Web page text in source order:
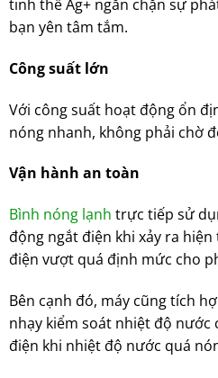
tinh thể Ag+ ngăn chặn sự
bạn yên tâm tắm.
Công suất lớn
Với công suất hoạt động ổn
nóng nhanh, không phải chờ
Vận hành an toàn
Bình nóng lạnh trực tiếp sử
động ngắt điện khi xảy ra
điện vượt quá định mức cho
Bên cạnh đó, máy cũng tích
nhạy kiểm soát nhiệt độ nước
điện khi nhiệt độ nước quá